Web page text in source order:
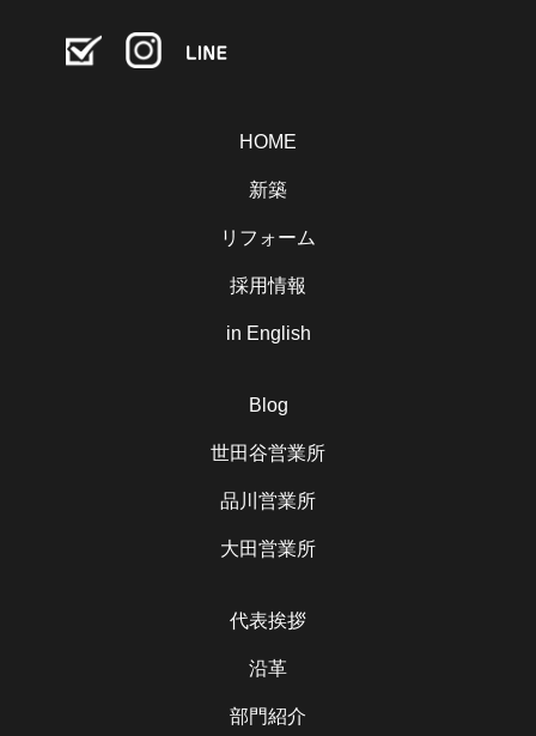
HOME
新築
リフォーム
採用情報
in English
Blog
世田谷営業所
品川営業所
大田営業所
代表挨拶
沿革
部門紹介